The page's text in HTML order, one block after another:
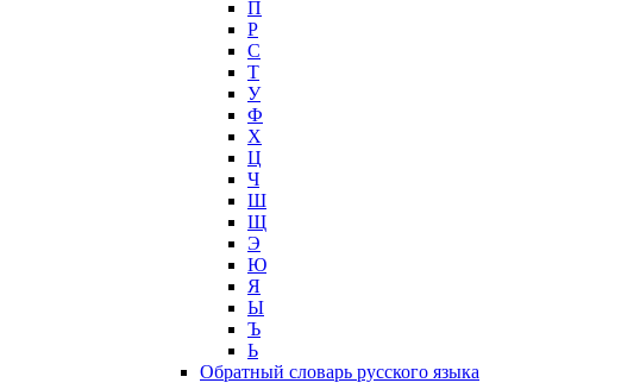
П
Р
С
Т
У
Ф
Х
Ц
Ч
Ш
Щ
Э
Ю
Я
Ы
Ъ
Ь
Обратный словарь русского языка